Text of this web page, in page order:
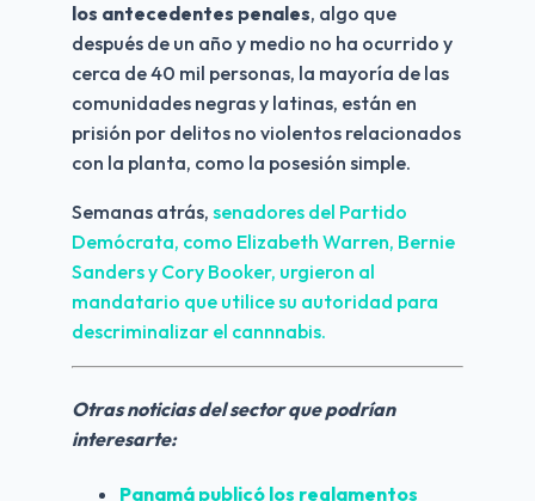
los antecedentes penales, algo que
después de un año y medio no ha ocurrido y
cerca de 40 mil personas, la mayoría de las
comunidades negras y latinas, están en
prisión por delitos no violentos relacionados
con la planta, como la posesión simple.
Semanas atrás, senadores del Partido
Demócrata, como Elizabeth Warren, Bernie
Sanders y Cory Booker, urgieron al
mandatario que utilice su autoridad para
descriminalizar el cannnabis.
Otras noticias del sector que podrían
interesarte:
Panamá publicó los reglamentos